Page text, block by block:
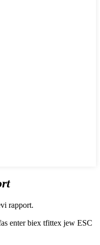
rapport.
enter biex tfittex jew ESC